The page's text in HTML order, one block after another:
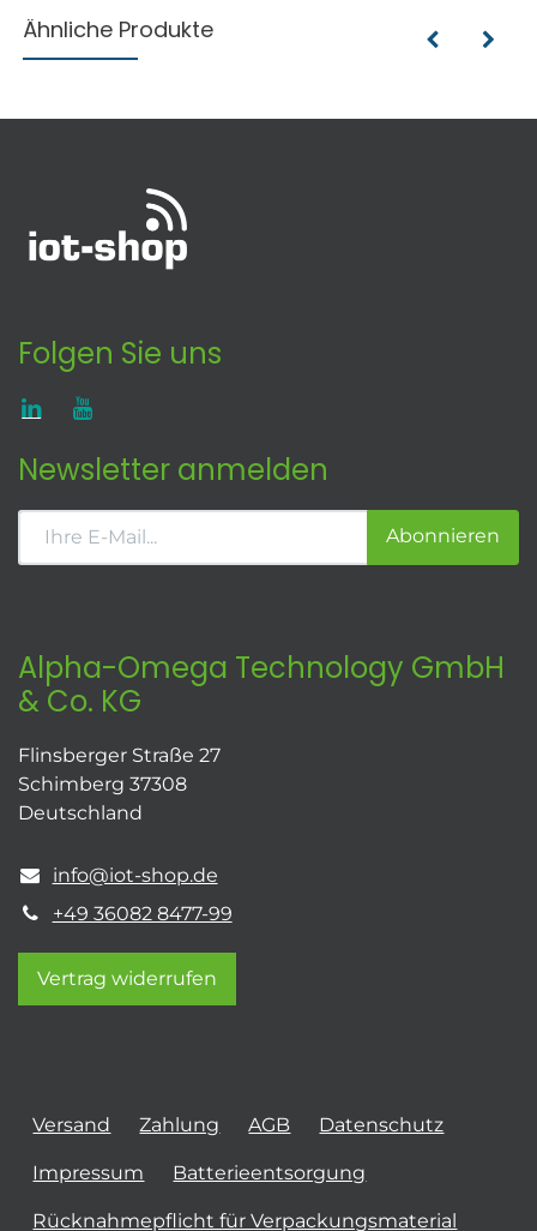
Ähnliche Produkte
Folgen Sie uns
Newsletter anmelden
Abonnieren
Alpha-Omega Technology GmbH
& Co. KG
Flinsberger Straße 27
Schimberg 37308
Deutschland
info@iot-shop.de
+49 36082 8477-99
Vertrag widerrufen
Versand Zahlung AGB Datenschutz
Impressum Batterieentsorgung
Rücknahmepflicht für Verpackungsmaterial